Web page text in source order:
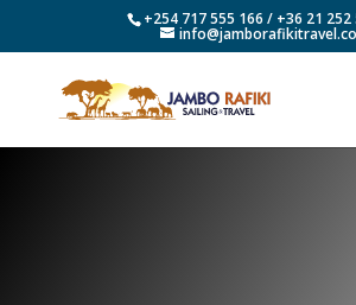
+254 717 555 166 / +36 21 252